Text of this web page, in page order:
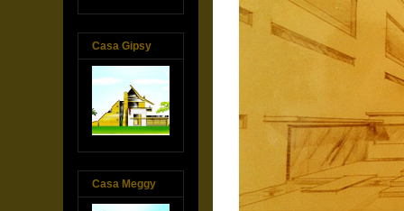
Casa Gipsy
Casa Meggy